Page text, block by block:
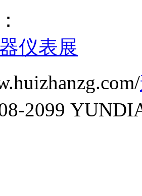
仪表展
2099